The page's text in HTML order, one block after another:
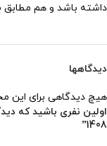
داشته باشد و هم مطابق
دیدگاهها
هیچ دیدگاهی برای
اولین نفری باشید که
1408”